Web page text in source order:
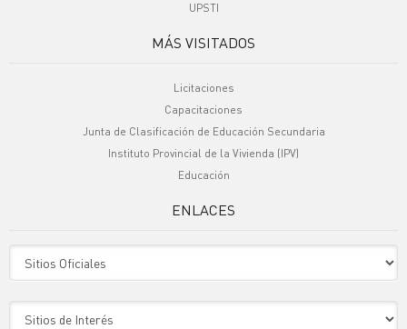
UPSTI
MÁS VISITADOS
Licitaciones
Capacitaciones
Junta de Clasificación de Educación Secundaria
Instituto Provincial de la Vivienda (IPV)
Educación
ENLACES